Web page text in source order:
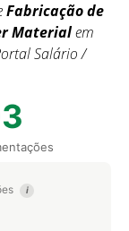
Fabricação de
Materialem
Salário /
i